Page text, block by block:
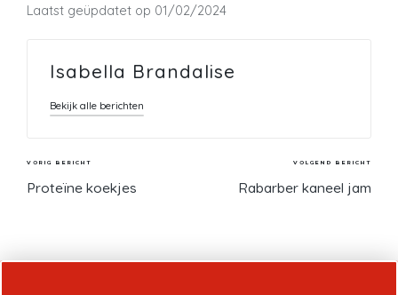
Laatst geüpdatet op 01/02/2024
Isabella Brandalise
Bekijk alle berichten
Bericht
navigatie
VORIG BERICHT
Proteïne koekjes
VOLGEND BERICHT
Rabarber kaneel jam